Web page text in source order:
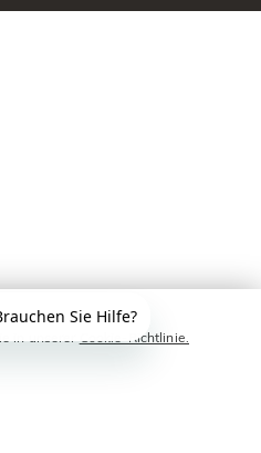
in unsererCookie-Richtlinie.